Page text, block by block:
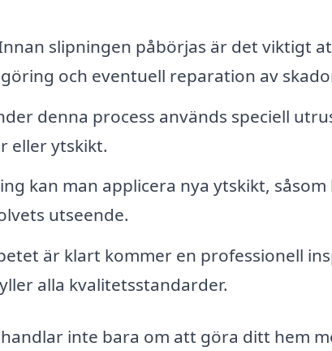
slipningen påbörjas är det viktigt
och eventuell reparation av
denna process används speciell
eller ytskikt.
kan man applicera nya ytskikt,
utseende.
är klart kommer en professionell
alla kvalitetsstandarder.
inte bara om att göra ditt hem